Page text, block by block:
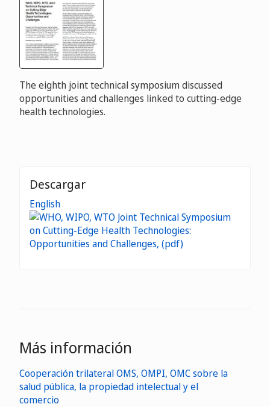
The eighth joint technical symposium discussed
opportunities and challenges linked to cutting-edge
health technologies.
Descargar
English
Más información
Cooperación trilateral OMS, OMPI, OMC sobre la
salud pública, la propiedad intelectual y el
comercio